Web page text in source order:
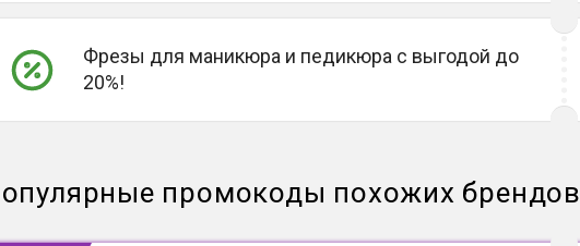
Фрезы для маникюра и педикюра с выгодой до
20%!
промокоды похожих брендов